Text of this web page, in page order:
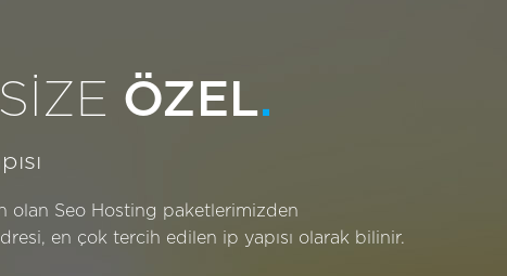
ÖZEL.
olan Seo Hosting paketlerimizden
en çok tercih edilen ip yapısı olarak bilinir.